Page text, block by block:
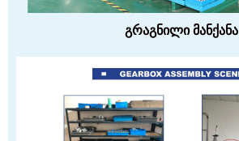
გრაგნილი მანქანა